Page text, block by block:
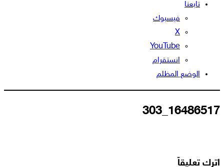
تابعنا
فيسبوك
‫X
‫YouTube
انستقرام
الوضع المظلم
16486517_303
اترك تعليقاً